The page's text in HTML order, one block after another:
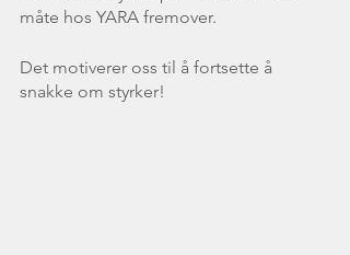
måte hos YARA fremover.
Det motiverer oss til å fortsette å
snakke om styrker!